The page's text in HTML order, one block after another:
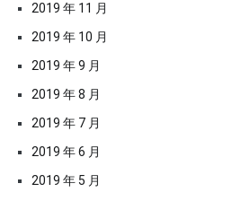
2019 年 11 月
2019 年 10 月
2019 年 9 月
2019 年 8 月
2019 年 7 月
2019 年 6 月
2019 年 5 月